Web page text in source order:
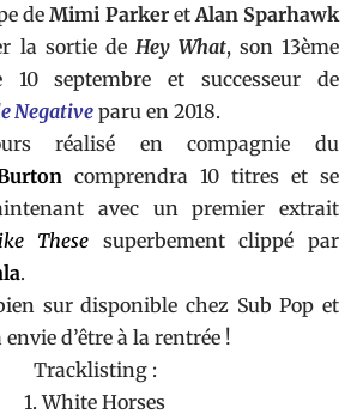
de Mimi Parkeret Alan Sparhawk
la sortie de Hey What, son 13ème
septembre et successeur de
Negative paru en 2018.
réalisé en compagnie du
comprendra 10 titres et se
avec un premier extrait
These superbement clippé par
.
sur disponible chez Sub Popet
d’être à la rentrée !
Tracklisting :
1. White Horses